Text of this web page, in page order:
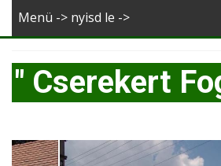
Deutsch
Romana
Menü -> nyisd le ->
" Cserekert